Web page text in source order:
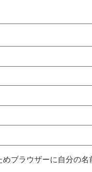
ブラウザーに自分の名